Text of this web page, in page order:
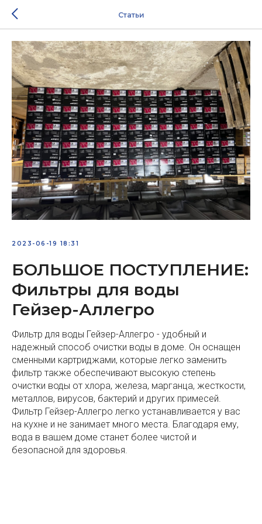
Статьи
2023-06-19 18:31
БОЛЬШОЕ ПОСТУПЛЕНИЕ:
Фильтры для воды
Гейзер-Аллегро
Фильтр для воды Гейзер-Аллегро - удобный и
надежный способ очистки воды в доме. Он оснащен
сменными картриджами, которые легко заменить
фильтр также обеспечивают высокую степень
очистки воды от хлора, железа, марганца, жесткости,
металлов, вирусов, бактерий и других примесей.
Фильтр Гейзер-Аллегро легко устанавливается у вас
на кухне и не занимает много места. Благодаря ему,
вода в вашем доме станет более чистой и
безопасной для здоровья.